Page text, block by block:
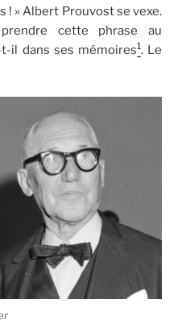
! » Albert Prouvost se vexe.
cette phrase au
il dans ses mémoires1. Le